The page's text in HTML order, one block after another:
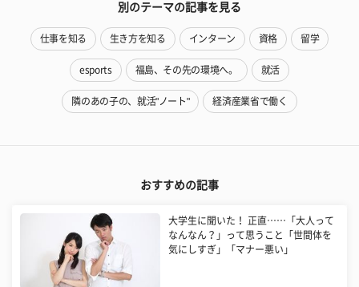
別のテーマの記事を見る
仕事を知る 生き方を知る インターン 資格 留学
esports 福島、その先の環境へ。 就活
隣のあの子の、就活"ノート" 経済産業省で働く
おすすめの記事
大学生に聞いた！ 正直……「大人って
なんなん？」って思うこと「世間体を
気にしすぎ」「マナー悪い」